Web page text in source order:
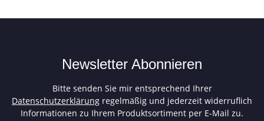
Newsletter Abonnieren
Bitte senden Sie mir entsprechend Ihrer
Datenschutzerklärung regelmäßig und jederzeit widerruflich
Informationen zu Ihrem Produktsortiment per E-Mail zu.